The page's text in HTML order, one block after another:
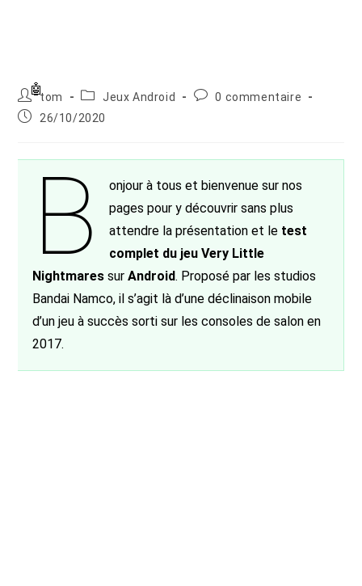
Auteur/autrice
de
la
tom
PostJeux Android
Commentaires
0 commentaire
Publication
26/10/2020
B
onjour à tous et bienvenue sur nos
pages pour y découvrir sans plus
attendre la présentation et le test
complet du jeu Very Little
Nightmares surAndroid. Proposé par les studios
Bandai Namco, il s’agit là d’une déclinaison mobile
d’un jeu à succès sorti sur les consoles de salon en
2017.